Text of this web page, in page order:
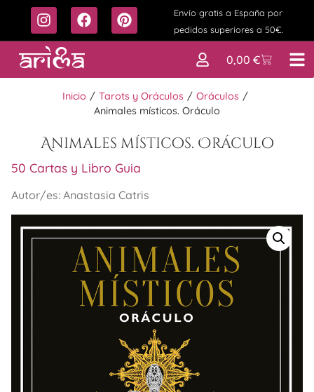
Envío gratis a España por
pedidos superiores a 50€.
0,00 €
Inicio / Tarots y Oráculos / Oráculos /
Animales místicos. Oráculo
Animales místicos. Oráculo
50 Cartas y Libro Guia
Autor/es: Anastasia Catris